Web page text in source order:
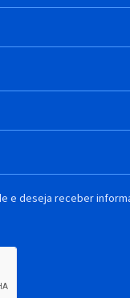
e deseja receber